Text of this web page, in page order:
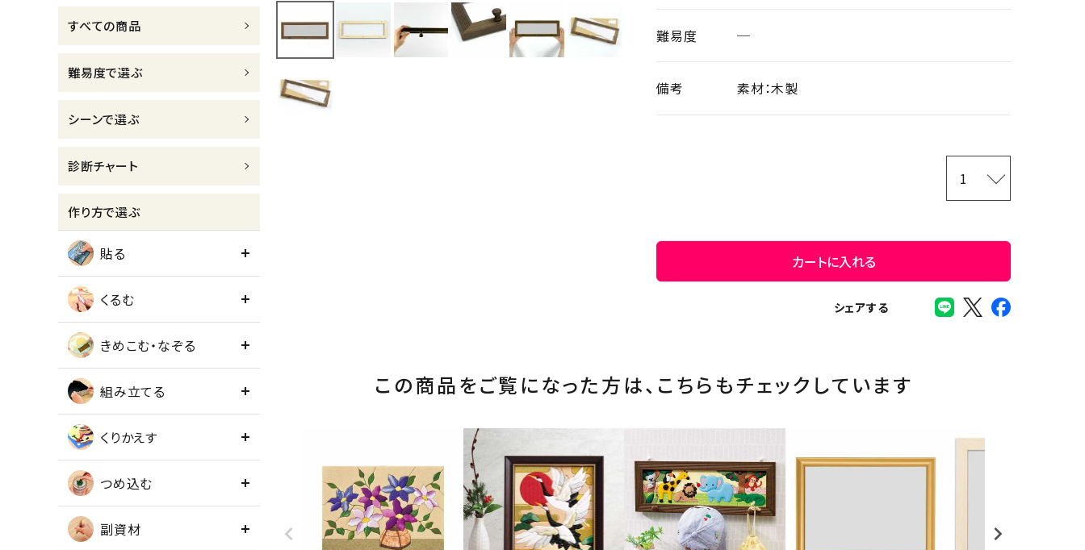
介護施設関係の方へ
すべての商品
難易度で選ぶ
シーンで選ぶ
診断チャート
作り方で選ぶ
貼る
くるむ
きめこむ・なぞる
組み立てる
くりかえす
つめ込む
副資材
難易度 ─
備考 素材：木製
カートに入れる
シェアする
この商品をご覧になった方は、 こちらもチェックしています